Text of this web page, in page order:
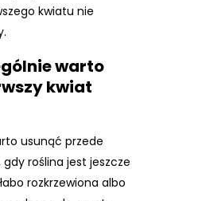
kwiatu nie
warto
kwiat
usunąć przede
roślina jest jeszcze
rozkrzewiona albo